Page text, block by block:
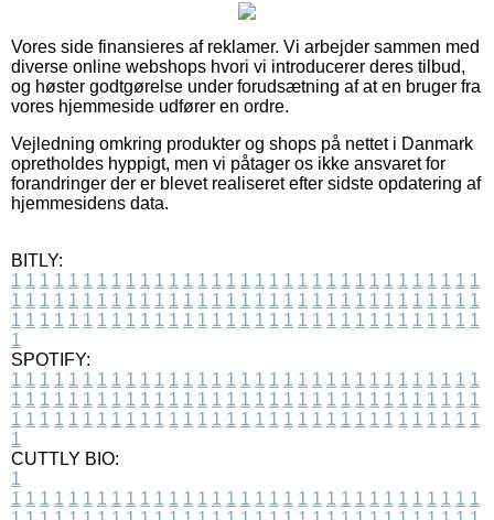
Vores side finansieres af reklamer. Vi arbejder sammen med
diverse online webshops hvori vi introducerer deres tilbud,
og høster godtgørelse under forudsætning af at en bruger fra
vores hjemmeside udfører en ordre.
Vejledning omkring produkter og shops på nettet i Danmark
opretholdes hyppigt, men vi påtager os ikke ansvaret for
forandringer der er blevet realiseret efter sidste opdatering af
hjemmesidens data.
BITLY:
1 1 1 1 1 1 1 1 1 1 1 1 1 1 1 1 1 1 1 1 1 1 1 1 1 1 1 1 1 1 1 1 1
1 1 1 1 1 1 1 1 1 1 1 1 1 1 1 1 1 1 1 1 1 1 1 1 1 1 1 1 1 1 1 1 1
1 1 1 1 1 1 1 1 1 1 1 1 1 1 1 1 1 1 1 1 1 1 1 1 1 1 1 1 1 1 1 1 1
1
SPOTIFY:
1 1 1 1 1 1 1 1 1 1 1 1 1 1 1 1 1 1 1 1 1 1 1 1 1 1 1 1 1 1 1 1 1
1 1 1 1 1 1 1 1 1 1 1 1 1 1 1 1 1 1 1 1 1 1 1 1 1 1 1 1 1 1 1 1 1
1 1 1 1 1 1 1 1 1 1 1 1 1 1 1 1 1 1 1 1 1 1 1 1 1 1 1 1 1 1 1 1 1
1
CUTTLY BIO:
1
1 1 1 1 1 1 1 1 1 1 1 1 1 1 1 1 1 1 1 1 1 1 1 1 1 1 1 1 1 1 1 1 1